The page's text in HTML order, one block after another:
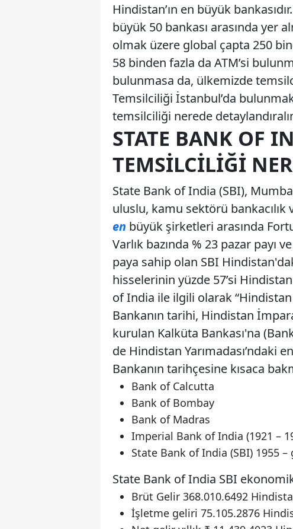
Hindistan’ın en büyük
büyük 50 bankası arasında yer
olmak üzere global çapta 250
58 binden fazla da ATM’si
bulunmasa da, ülkemizde
Temsilciliği İstanbul’da
temsilciliği nerede
STATE BANK OF
TEMSILCILIĞI
State Bank of India (SBI),
uluslu, kamu sektörü
en büyük şirketleri arasında
Varlık bazında % 23 pazar payı
paya sahip olan SBI
hisselerinin yüzde 57’si
of India ile ilgili olarak “Hindistan
Bankanın tarihi, Hindistan
kurulan Kalküta Bankası'na
de Hindistan Yarımadası’ndaki
Bankanın tarihçesine kısaca
Bank of Calcutta
Bank of Bombay
Bank of Madras
Imperial Bank of India (1921 –
State Bank of India (SBI) 1955
State Bank of India SBI
Brüt Gelir 368.010.6492
İşletme geliri 75.105.2876